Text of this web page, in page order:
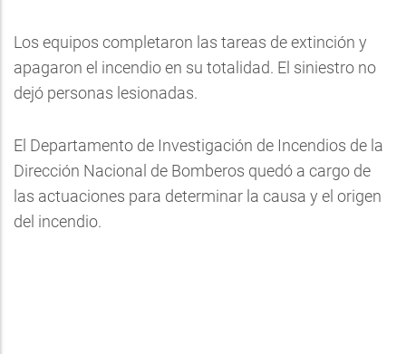
Los equipos completaron las tareas de extinción y
apagaron el incendio en su totalidad. El siniestro no
dejó personas lesionadas.
El Departamento de Investigación de Incendios de la
Dirección Nacional de Bomberos quedó a cargo de
las actuaciones para determinar la causa y el origen
del incendio.